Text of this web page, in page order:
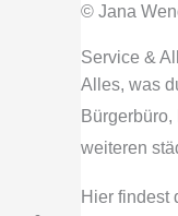
© Jana
Service &
Alles, was
weiteren
Hier findest